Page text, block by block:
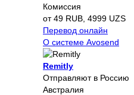
Комиссия
от 49 RUB, 4999 UZS
Перевод онлайн
О системе Avosend
Remitly
Отправляют в Россию
Австралия